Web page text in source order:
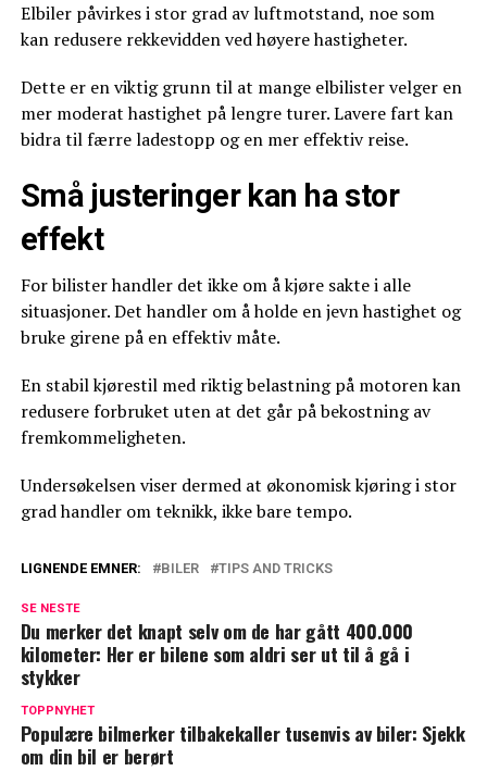
Elbiler påvirkes i stor grad av luftmotstand, noe som
kan redusere rekkevidden ved høyere hastigheter.
Dette er en viktig grunn til at mange elbilister velger en
mer moderat hastighet på lengre turer. Lavere fart kan
bidra til færre ladestopp og en mer effektiv reise.
Små justeringer kan ha stor
effekt
For bilister handler det ikke om å kjøre sakte i alle
situasjoner. Det handler om å holde en jevn hastighet og
bruke girene på en effektiv måte.
En stabil kjørestil med riktig belastning på motoren kan
redusere forbruket uten at det går på bekostning av
fremkommeligheten.
Undersøkelsen viser dermed at økonomisk kjøring i stor
grad handler om teknikk, ikke bare tempo.
LIGNENDE EMNER: BILER TIPS AND TRICKS
SE NESTE
Du merker det knapt selv om de har gått 400.000
kilometer: Her er bilene som aldri ser ut til å gå i
stykker
TOPPNYHET
Populære bilmerker tilbakekaller tusenvis av biler: Sjekk
om din bil er berørt